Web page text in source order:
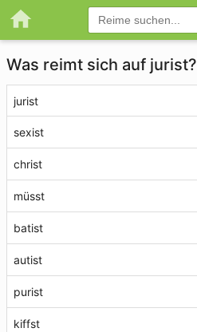
Was reimt sich auf jurist?
jurist
sexist
christ
müsst
batist
autist
purist
kiffst